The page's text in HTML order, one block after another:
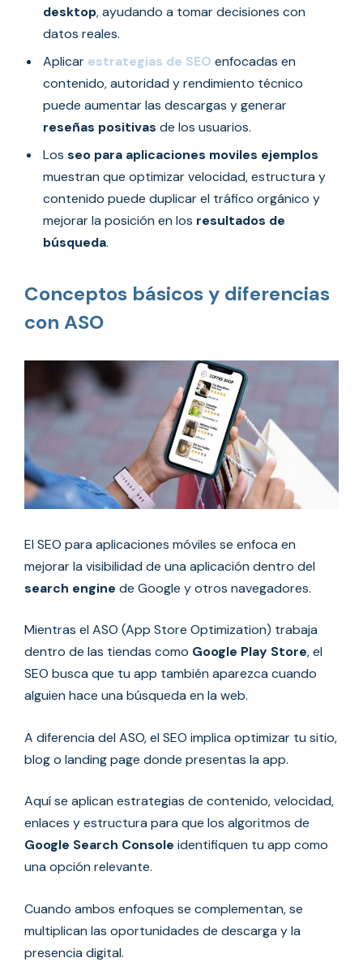
desktop, ayudando a tomar decisiones con
datos reales.
Aplicar estrategias de SEO enfocadas en
contenido, autoridad y rendimiento técnico
puede aumentar las descargas y generar
reseñas positivas de los usuarios.
Los seo para aplicaciones moviles ejemplos
muestran que optimizar velocidad, estructura y
contenido puede duplicar el tráfico orgánico y
mejorar la posición en los resultados de
búsqueda.
Conceptos básicos y diferencias
con ASO
El SEO para aplicaciones móviles se enfoca en
mejorar la visibilidad de una aplicación dentro del
search engine de Google y otros navegadores.
Mientras el ASO (App Store Optimization) trabaja
dentro de las tiendas como Google Play Store, el
SEO busca que tu app también aparezca cuando
alguien hace una búsqueda en la web.
A diferencia del ASO, el SEO implica optimizar tu sitio,
blog o landing page donde presentas la app.
Aquí se aplican estrategias de contenido, velocidad,
enlaces y estructura para que los algoritmos de
Google Search Console identifiquen tu app como
una opción relevante.
Cuando ambos enfoques se complementan, se
multiplican las oportunidades de descarga y la
presencia digital.